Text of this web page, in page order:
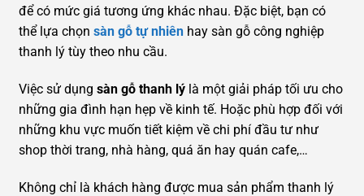
để có mức giá tương ứng khác nhau. Đặc biệt, bạn có
thể lựa chọn sàn gỗ tự nhiên hay sàn gỗ công nghiệp
thanh lý tùy theo nhu cầu.
Việc sử dụng sàn gỗ thanh lý là một giải pháp tối ưu cho
những gia đình hạn hẹp về kinh tế. Hoặc phù hợp đối với
những khu vực muốn tiết kiệm về chi phí đầu tư như
shop thời trang, nhà hàng, quá ăn hay quán cafe,…
Không chỉ là khách hàng được mua sản phẩm thanh lý